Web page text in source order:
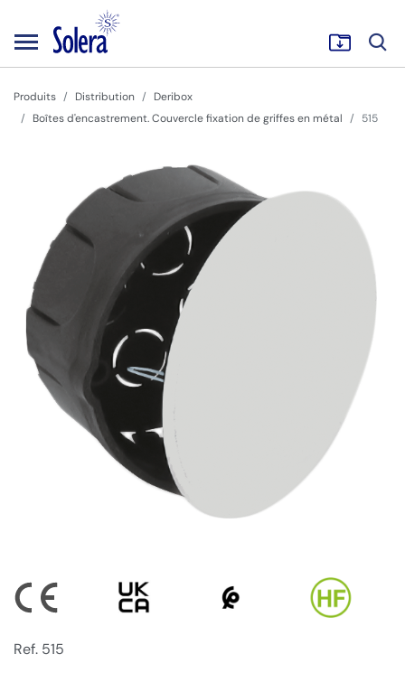
Produits Distribution
Deribox
Boîtes d'encastrement. Couvercle fixation de griffes en métal
515
Ref. 515